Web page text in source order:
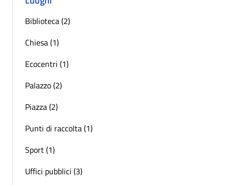
Biblioteca (2)
Chiesa (1)
Ecocentri (1)
Palazzo (2)
Piazza (2)
Punti di raccolta (1)
Sport (1)
Uffici pubblici (3)